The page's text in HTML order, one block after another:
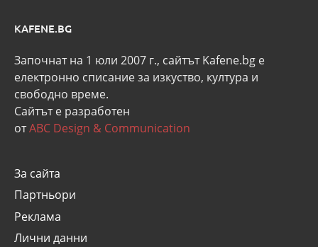
KAFENE.BG
Започнат на 1 юли 2007 г., сайтът Kafene.bg e
eлектронно списание за изкуство, култура и
свободно време.
Сайтът е разработен
отABC Design & Communication
За сайта
Партньори
Реклама
Лични данни